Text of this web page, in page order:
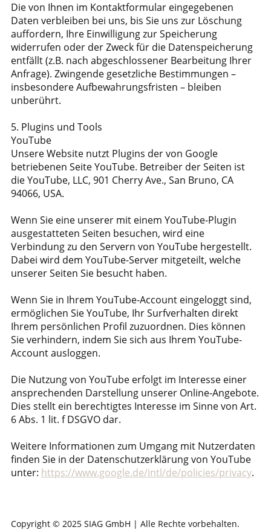
Die von Ihnen im Kontaktformular eingegebenen
Daten verbleiben bei uns, bis Sie uns zur Löschung
auffordern, Ihre Einwilligung zur Speicherung
widerrufen oder der Zweck für die Datenspeicherung
entfällt (z.B. nach abgeschlossener Bearbeitung Ihrer
Anfrage). Zwingende gesetzliche Bestimmungen –
insbesondere Aufbewahrungsfristen – bleiben
unberührt.
5. Plugins und Tools
YouTube
Unsere Website nutzt Plugins der von Google
betriebenen Seite YouTube. Betreiber der Seiten ist
die YouTube, LLC, 901 Cherry Ave., San Bruno, CA
94066, USA.
Wenn Sie eine unserer mit einem YouTube-Plugin
ausgestatteten Seiten besuchen, wird eine
Verbindung zu den Servern von YouTube hergestellt.
Dabei wird dem YouTube-Server mitgeteilt, welche
unserer Seiten Sie besucht haben.
Wenn Sie in Ihrem YouTube-Account eingeloggt sind,
ermöglichen Sie YouTube, Ihr Surfverhalten direkt
Ihrem persönlichen Profil zuzuordnen. Dies können
Sie verhindern, indem Sie sich aus Ihrem YouTube-
Account ausloggen.
Die Nutzung von YouTube erfolgt im Interesse einer
ansprechenden Darstellung unserer Online-Angebote.
Dies stellt ein berechtigtes Interesse im Sinne von Art.
6 Abs. 1 lit. f DSGVO dar.
Weitere Informationen zum Umgang mit Nutzerdaten
finden Sie in der Datenschutzerklärung von YouTube
unter: https://www.google.de/intl/de/policies/privacy.
Copyright © 2025 SIAG GmbH | Alle Rechte vorbehalten.